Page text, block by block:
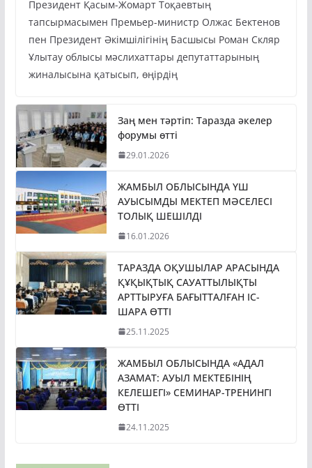
Президент Қасым-Жомарт Тоқаевтың
тапсырмасымен Премьер-министр Олжас Бектенов
пен Президент Әкімшілігінің Басшысы Роман Скляр
Ұлытау облысы мәслихаттары депутаттарының
жиналысына қатысып, өңірдің
Заң мен тәртіп: Таразда әкелер
форумы өтті
29.01.2026
ЖАМБЫЛ ОБЛЫСЫНДА ҮШ
АУЫСЫМДЫ МЕКТЕП МӘСЕЛЕСІ
ТОЛЫҚ ШЕШІЛДІ
16.01.2026
ТАРАЗДА ОҚУШЫЛАР АРАСЫНДА
ҚҰҚЫҚТЫҚ САУАТТЫЛЫҚТЫ
АРТТЫРУҒА БАҒЫТТАЛҒАН ІС-
ШАРА ӨТТІ
25.11.2025
ЖАМБЫЛ ОБЛЫСЫНДА «АДАЛ
АЗАМАТ: АУЫЛ МЕКТЕБІНІҢ
КЕЛЕШЕГІ» СЕМИНАР-ТРЕНИНГІ
ӨТТІ
24.11.2025